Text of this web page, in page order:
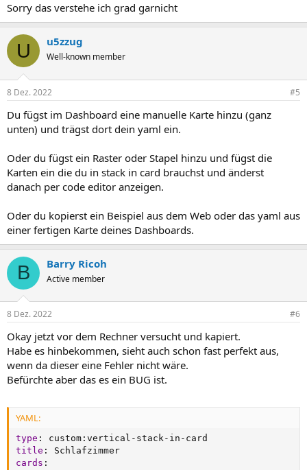
Sorry das verstehe ich grad garnicht
U u5zzug
Well-known member
8 Dez. 2022 #5
Du fügst im Dashboard eine manuelle Karte hinzu (ganz
unten) und trägst dort dein yaml ein.
Oder du fügst ein Raster oder Stapel hinzu und fügst die
Karten ein die du in stack in card brauchst und änderst
danach per code editor anzeigen.
Oder du kopierst ein Beispiel aus dem Web oder das yaml aus
einer fertigen Karte deines Dashboards.
B Barry Ricoh
Active member
8 Dez. 2022 #6
Okay jetzt vor dem Rechner versucht und kapiert.
Habe es hinbekommen, sieht auch schon fast perfekt aus,
wenn da dieser eine Fehler nicht wäre.
Befürchte aber das es ein BUG ist.
YAML:
type : custom : vertical - stack - in -
title :
cards :